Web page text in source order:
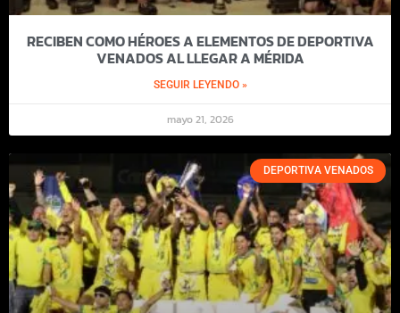
RECIBEN COMO HÉROES A ELEMENTOS DE DEPORTIVA
VENADOS AL LLEGAR A MÉRIDA
SEGUIR LEYENDO »
mayo 21, 2026
DEPORTIVA VENADOS